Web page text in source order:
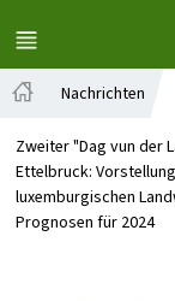
MENÜ
HAUPT-
Nachrichten
Zweiter "Dag vun der
Ettelbruck:
luxemburgischen
Prognosen für 2024